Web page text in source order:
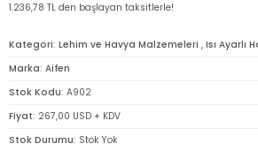
1.236,78 TL den başlayan taksitlerle!
Kategori Lehim ve Havya Malzemeleri , Isı Ayarlı
Marka Aifen
Stok Kodu A902
Fiyat 267,00 USD + KDV
Stok Durumu Stok Yok